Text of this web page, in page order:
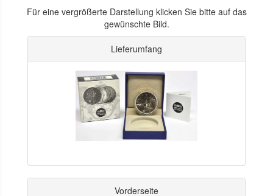
Für eine vergrößerte Darstellung klicken Sie bitte auf das
gewünschte Bild.
Lieferumfang
Vorderseite